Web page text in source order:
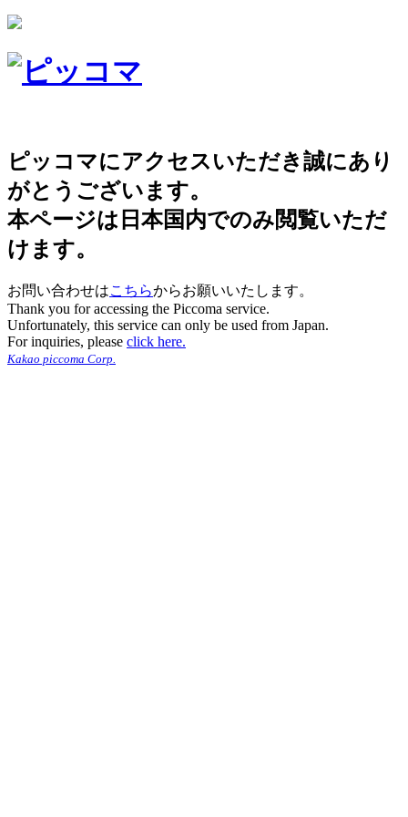
ピッコマにアクセスいただき誠にあり
がとうございます。
本ページは日本国内でのみ閲覧いただ
けます。
お問い合わせはこちらからお願いいたします。
Thank you for accessing the Piccoma service.
Unfortunately, this service can only be used from Japan.
For inquiries, please click here.
Kakao piccoma Corp.